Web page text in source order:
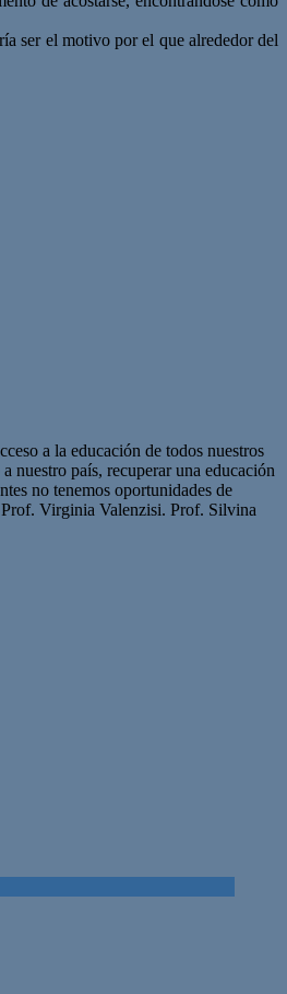
ser el motivo por el que alrededor del
a la educación de todos nuestros
nuestro país, recuperar una educación
no tenemos oportunidades de
Prof. Virginia Valenzisi. Prof. Silvina